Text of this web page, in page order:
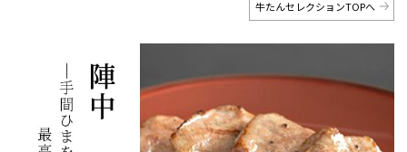
牛たんセレクションTOPへ